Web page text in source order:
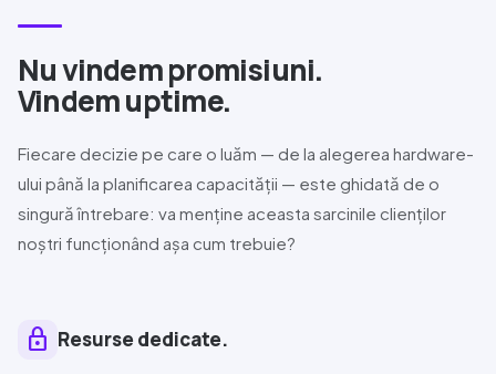
Nu vindem promisiuni.
Vindem uptime.
Fiecare decizie pe care o luăm — de la alegerea hardware-
ului până la planificarea capacității — este ghidată de o
singură întrebare: va menține aceasta sarcinile clienților
noștri funcționând așa cum trebuie?
lock Resurse dedicate.